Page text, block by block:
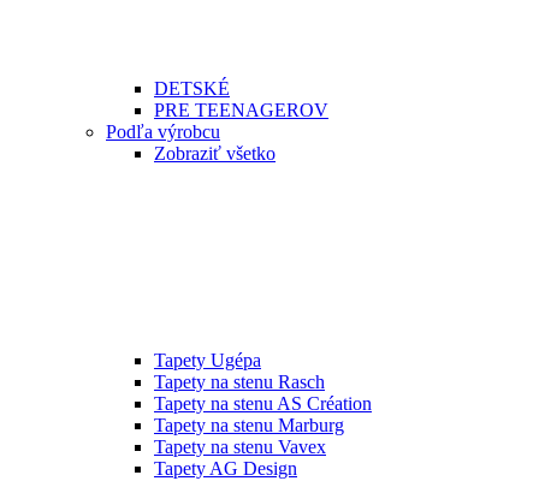
DETSKÉ
PRE TEENAGEROV
Podľa výrobcu
Zobraziť všetko
Tapety Ugépa
Tapety na stenu Rasch
Tapety na stenu AS Création
Tapety na stenu Marburg
Tapety na stenu Vavex
Tapety AG Design